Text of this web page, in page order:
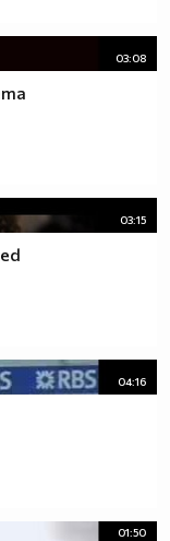
03:08
03:15
04:16
01:50